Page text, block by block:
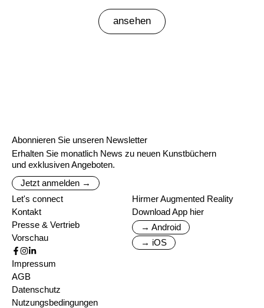
ansehen
Abonnieren Sie unseren Newsletter
Erhalten Sie monatlich News zu neuen Kunstbüchern
und exklusiven Angeboten.
Jetzt anmelden →
Let's connect
Kontakt
Presse & Vertrieb
Vorschau
Hirmer Augmented Reality
Download App hier
→ Android
→ iOS
Impressum
AGB
Datenschutz
Nutzungsbedingungen